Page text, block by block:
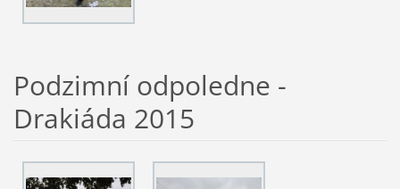
Podzimní odpoledne -
Drakiáda 2015